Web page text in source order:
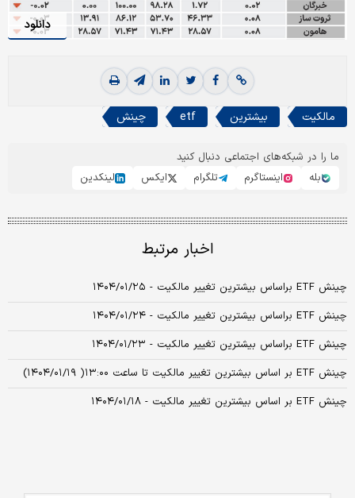
دانلود
مالکیت بیشترین etf چینش
ما را در شبکه‌های اجتماعی دنبال کنید
بله
اینستاگرم تلگرام ایکس لینکدین
اخبار مرتبط
چینش ETF براساس بیشترین تغییر مالکیت - ۱۴۰۴/۰۱/۲۵
چینش ETF براساس بیشترین تغییر مالکیت - ۱۴۰۴/۰۱/۲۴
چینش ETF براساس بیشترین تغییر مالکیت - ۱۴۰۴/۰۱/۲۳
چینش ETF بر اساس بیشترین تغییر مالکیت تا ساعت ۱۳:۰۰( ۱۴۰۴/۰۱/۱۹)
چینش ETF بر اساس بیشترین تغییر مالکیت - ۱۴۰۴/۰۱/۱۸